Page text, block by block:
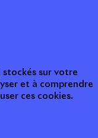
stockés sur votre
et à comprendre
ces cookies.